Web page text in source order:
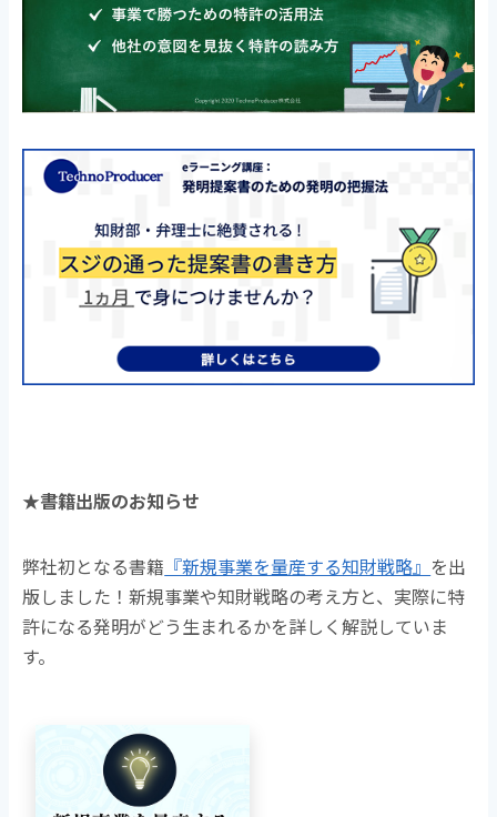
★書籍出版のお知らせ
弊社初となる書籍 『新規事業を量産する知財戦略』 を出
版しました！新規事業や知財戦略の考え方と、実際に特
許になる発明がどう生まれるかを詳しく解説していま
す。